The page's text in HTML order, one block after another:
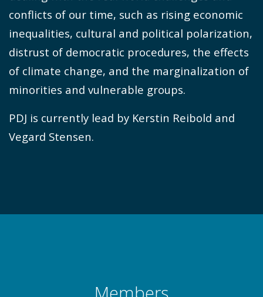
conflicts of our time, such as rising economic
inequalities, cultural and political polarization,
distrust of democratic procedures, the effects
of climate change, and the marginalization of
minorities and vulnerable groups.
PDJ is currently lead by Kerstin Reibold and
Vegard Stensen.